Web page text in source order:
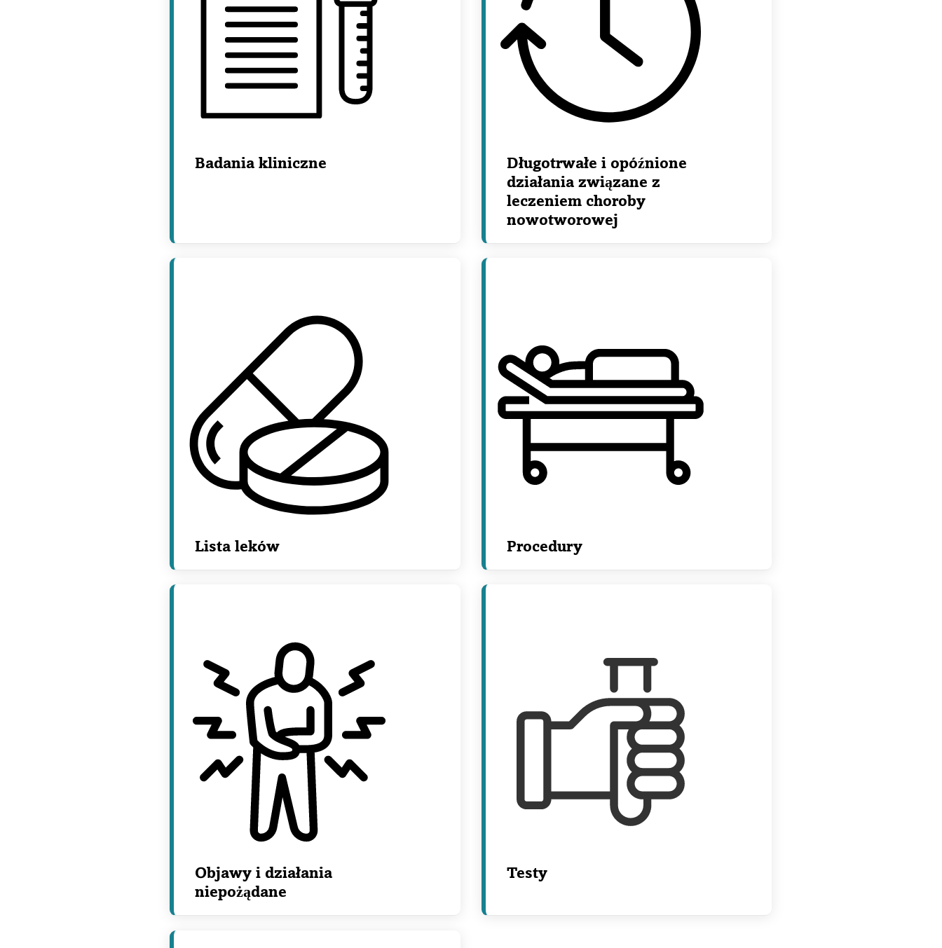
Badania kliniczne
Długotrwałe i opóźnione
działania związane z
leczeniem choroby
nowotworowej
Lista leków Procedury
Objawy i działania
niepożądane
Testy